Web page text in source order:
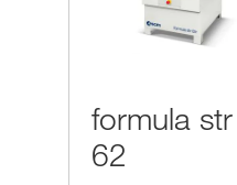
formula
62